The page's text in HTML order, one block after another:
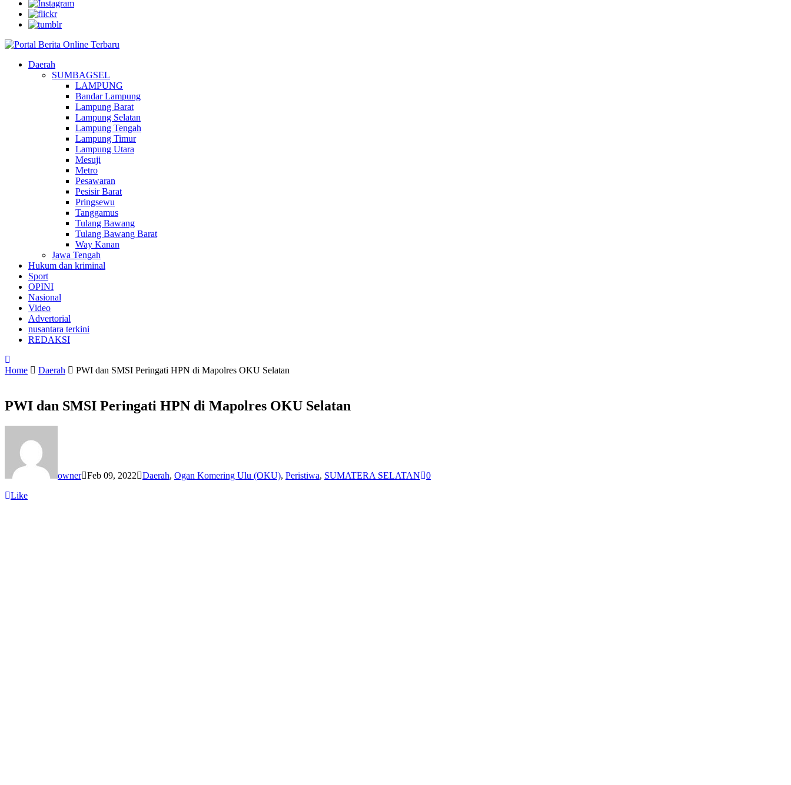
Daerah
SUMBAGSEL
LAMPUNG
Bandar Lampung
Lampung Barat
Lampung Selatan
Lampung Tengah
Lampung Timur
Lampung Utara
Mesuji
Metro
Pesawaran
Pesisir Barat
Pringsewu
Tanggamus
Tulang Bawang
Tulang Bawang Barat
Way Kanan
Jawa Tengah
Hukum dan kriminal
Sport
OPINI
Nasional
Video
Advertorial
nusantara terkini
REDAKSI
Home Daerah PWI dan SMSI Peringati HPN di Mapolres OKU Selatan
PWI dan SMSI Peringati HPN di Mapolres OKU Selatan
owner Feb 09, 2022 Daerah, Ogan Komering Ulu (OKU), Peristiwa, SUMATERA SELATAN
0
Like